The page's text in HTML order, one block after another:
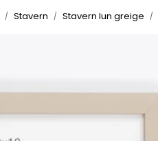
Stavern Stavern lun greige